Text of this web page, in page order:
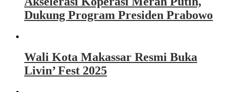
Dukung Program Presiden Prabowo
Wali Kota Makassar Resmi Buka
Livin’ Fest 2025